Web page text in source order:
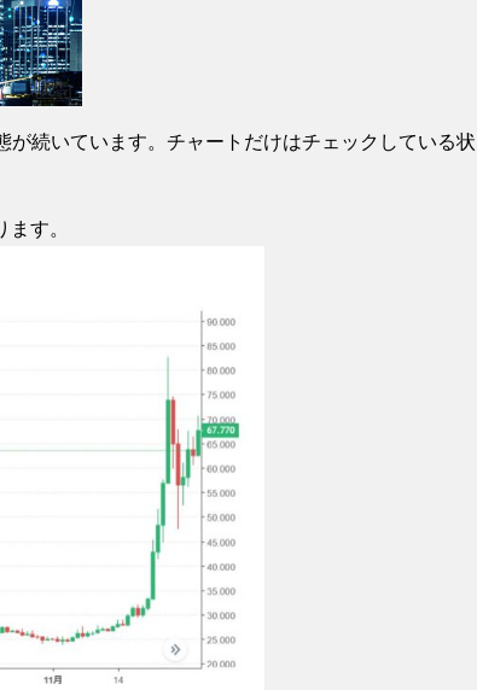
続いています。チャートだけはチェックしている状
す。